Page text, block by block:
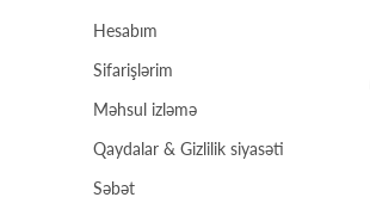
Hesabım
Sifarişlərim
Məhsul izləmə
Qaydalar & Gizlilik siyasəti
Səbət